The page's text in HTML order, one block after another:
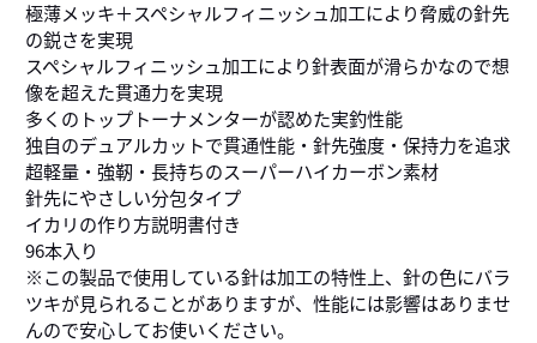
極薄メッキ＋スペシャルフィニッシュ加工により脅威の針先
の鋭さを実現
スペシャルフィニッシュ加工により針表面が滑らかなので想
像を超えた貫通力を実現
多くのトップトーナメンターが認めた実釣性能
独自のデュアルカットで貫通性能・針先強度・保持力を追求
超軽量・強靭・長持ちのスーパーハイカーボン素材
針先にやさしい分包タイプ
イカリの作り方説明書付き
96本入り
※この製品で使用している針は加工の特性上、針の色にバラ
ツキが見られることがありますが、性能には影響はありませ
んので安心してお使いください。